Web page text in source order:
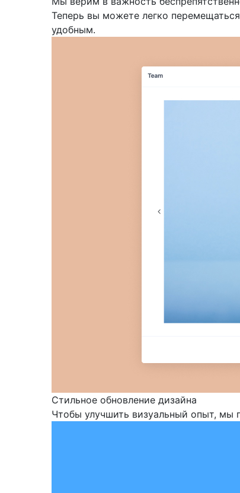
Теперь вы можете легко
удобным.
Стильное обновление дизайна
Чтобы улучшить визуальный опыт, мы